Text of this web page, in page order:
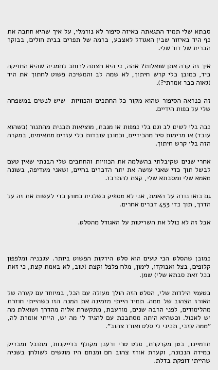
סבתא שלי תמיד התגאתה באיזה סיפור לא נורמלי, על איך שהיא חתכה את
כף היד באיזור שבין האגודל לאצבע, ברמה של תפרים בבית חולים, בבוקר
הברית של דוד שלי.
איך זה קרה אתן שואלות? אהה, כי היא חצתה לרוחב לחמניה שהיא החזיקה
ביד, כמובן בלי קרש חיתוך, לא שמה לב והמשיכה פשוט לחתוך את היד
(גאוה כבר אמרתי?).
זה כנראה הסיפור שהוא מקור כל החתכים והכוויות שיש לנשים במשפחה
שלי על כפות הידיים.
ככה בלי לשים לב וגם בלי כפפות או מגבת, מוציאות תבנית מהתנור (כשהוא
עובד) או מרימות סיר מהכיריים, וכמובן עובדות בלי עזרים מתאימים, במקרה
הזה בלי קרש חיתוך.
אחרי שנים שקיבלתי בהשלמה את הכוויות והחתכים שלי הבנתי שאין טעם
לבשל תוך כדי שאני עושה את יתר הדברים בחיים, ושאני מעדיפה, בשונה
מאמא שלי ומסבתא שלי, קצת להתרכז.
גם בואו נודה על האמת, אני לא מספיק בשלנית כמוהן כדי לעשות את זה על
הדרך, תוך כדי 453 דברים אחרים.
אבל זה לא כולל את השריטות על האגודל מהסלט.
כמובן שהסלט הכי טעים הוא סלט הירקות הפשוט ביותר. עגבניה ומלפפון
קלופים, בצל ואבוקדו, לימון, מלח פלפל וקצת (טוב, לא באמת קצת, כי זאת
בכל זאת סבתא שלי) שמן.
בטעמי הילדות שלי, הסלט הזה הולך מעולה עם הכל, במיוחד עם קערה של
האורז הצהוב של ממה. תמיד הייתי מזמינה את המנה הזו כשהייתי חוזרת
מהלימודים, לפני הרבה שנים, מורעבת, מתקשרת אליה מהדרך ושואלת מה
יש לאכול. וכשהיא היתה מסתבכת עם להגיד לי מה יש, הייתי אומרת לה,
"ממה עזבי, תכיני לי סלט ואורז צהוב".
תדמיינו, בטן מקרקרת, סלט טרי ורענן מקולף בדייקנות, מתובל ומבריק
במידה הנכונה, וקערת אורז צהוב חם ומנחם היו מוגשים לשולחן בשניה
שהייתי דופקת בדלת.